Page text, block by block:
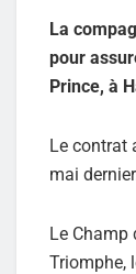
La
pour
Prince, à
Le contrat
mai
Le Champ
Triomphe,